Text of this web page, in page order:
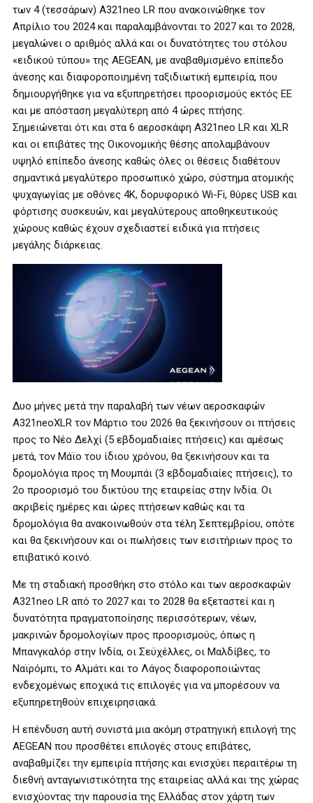
των 4 (τεσσάρων) A321neo LR που ανακοινώθηκε τον
Απρίλιο του 2024 και παραλαμβάνονται το 2027 και το 2028,
μεγαλώνει ο αριθμός αλλά και οι δυνατότητες του στόλου
«ειδικού τύπου» της AEGEAN, με αναβαθμισμένο επίπεδο
άνεσης και διαφοροποιημένη ταξιδιωτική εμπειρία, που
δημιουργήθηκε για να εξυπηρετήσει προορισμούς εκτός ΕΕ
και με απόσταση μεγαλύτερη από 4 ώρες πτήσης.
Σημειώνεται ότι και στα 6 αεροσκάφη Α321neo LR και XLR
και οι επιβάτες της Οικονομικής θέσης απολαμβάνουν
υψηλό επίπεδο άνεσης καθώς όλες οι θέσεις διαθέτουν
σημαντικά μεγαλύτερο προσωπικό χώρο, σύστημα ατομικής
ψυχαγωγίας με οθόνες 4K, δορυφορικό Wi-Fi, θύρες USB και
φόρτισης συσκευών, και μεγαλύτερους αποθηκευτικούς
χώρους καθώς έχουν σχεδιαστεί ειδικά για πτήσεις
μεγάλης διάρκειας.
Δυο μήνες μετά την παραλαβή των νέων αεροσκαφών
Α321neoXLR τον Μάρτιο του 2026 θα ξεκινήσουν οι πτήσεις
προς το Νέο Δελχί (5 εβδομαδιαίες πτήσεις) και αμέσως
μετά, τον Μάϊο του ίδιου χρόνου, θα ξεκινήσουν και τα
δρομολόγια προς τη Μουμπάι (3 εβδομαδιαίες πτήσεις), το
2ο προορισμό του δικτύου της εταιρείας στην Ινδία. Οι
ακριβείς ημέρες και ώρες πτήσεων καθώς και τα
δρομολόγια θα ανακοινωθούν στα τέλη Σεπτεμβρίου, οπότε
και θα ξεκινήσουν και οι πωλήσεις των εισιτήριων προς το
επιβατικό κοινό.
Με τη σταδιακή προσθήκη στο στόλο και των αεροσκαφών
Α321neo LR από το 2027 και το 2028 θα εξεταστεί και η
δυνατότητα πραγματοποίησης περισσότερων, νέων,
μακρινών δρομολογίων προς προορισμούς, όπως η
Μπανγκαλόρ στην Ινδία, οι Σεϋχέλλες, οι Μαλδίβες, το
Ναϊρόμπι, το Αλμάτι και το Λάγος διαφοροποιώντας
ενδεχομένως εποχικά τις επιλογές για να μπορέσουν να
εξυπηρετηθούν επιχειρησιακά.
Η επένδυση αυτή συνιστά μια ακόμη στρατηγική επιλογή της
AEGEAN που προσθέτει επιλογές στους επιβάτες,
αναβαθμίζει την εμπειρία πτήσης και ενισχύει περαιτέρω τη
διεθνή ανταγωνιστικότητα της εταιρείας αλλά και της χώρας
ενισχύοντας την παρουσία της Ελλάδας στον χάρτη των